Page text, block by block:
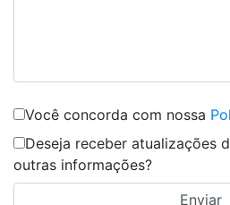
Você concorda com nossa
Deseja receber atualizações
outras informações?